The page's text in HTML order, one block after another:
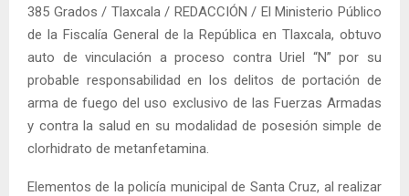
385 Grados / Tlaxcala / REDACCIÓN / El Ministerio Público
de la Fiscalía General de la República en Tlaxcala, obtuvo
auto de vinculación a proceso contra Uriel “N” por su
probable responsabilidad en los delitos de portación de
arma de fuego del uso exclusivo de las Fuerzas Armadas
y contra la salud en su modalidad de posesión simple de
clorhidrato de metanfetamina.
Elementos de la policía municipal de Santa Cruz, al realizar